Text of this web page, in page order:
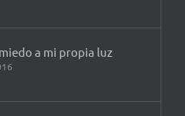
a mi propia luz